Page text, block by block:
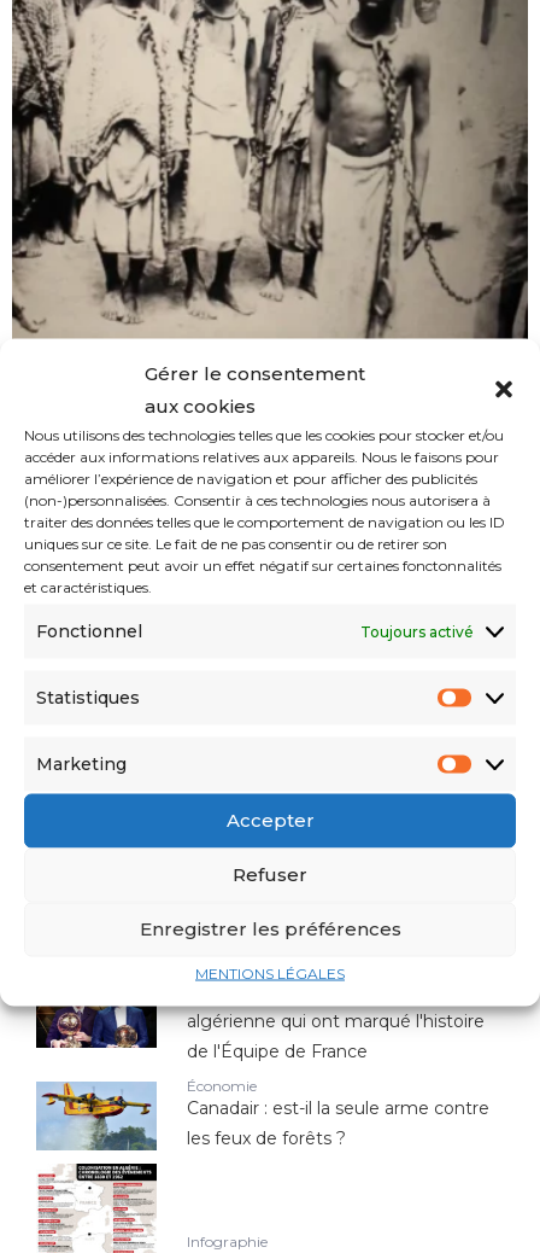
Gérer le consentement
aux cookies
Nous utilisons des technologies telles que les cookies pour stocker et/ou
accéder aux informations relatives aux appareils. Nous le faisons pour
améliorer l’expérience de navigation et pour afficher des publicités
(non-)personnalisées. Consentir à ces technologies nous autorisera à
traiter des données telles que le comportement de navigation ou les ID
uniques sur ce site. Le fait de ne pas consentir ou de retirer son
consentement peut avoir un effet négatif sur certaines fonctonnalités
et caractéristiques.
Fonctionnel Toujours activé
Statistiques
Marketing
Accepter
Refuser
Enregistrer les préférences
MENTIONS LÉGALES
Le roi des Pays-Bas demande pardon
pour le passé colonial et esclavagiste
de son pays
YACINE FARAH 07/06/2023 07/07/2023
Mort de Nahel : Le policier se justifie et le père
réclame justice
Les plus lus
Sport
algérienne qui ont marqué l'histoire
de l'Équipe de France
Économie
Canadair : est-il la seule arme contre
les feux de forêts ?
Infographie